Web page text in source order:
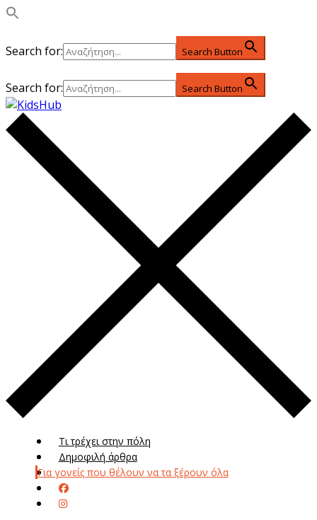
Search for: Search Button
Search for: Search Button
Τι τρέχει στην πόλη
Δημοφιλή άρθρα
Για γονείς που θέλουν να τα ξέρουν όλα